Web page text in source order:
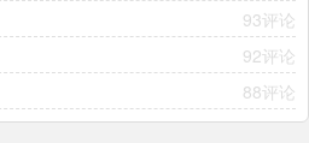
93评论
92评论
88评论